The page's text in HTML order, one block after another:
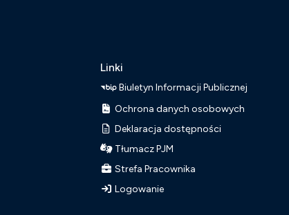
Linki
Biuletyn Informacji Publicznej
Ochrona danych osobowych
Deklaracja dostępności
Tłumacz PJM
Strefa Pracownika
Logowanie